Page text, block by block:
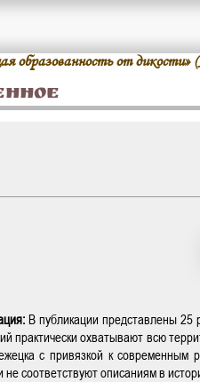
образованность от
В публикации представлены 25
практически охватывают всю
с привязкой к современным
не соответствуют описаниям в